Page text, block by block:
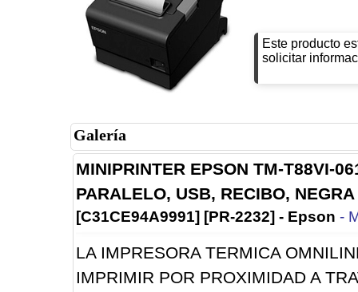
Este producto
solicitar
Galería
MINIPRINTER EPSON TM-T88VI-
PARALELO, USB, RECIBO, NEGRA
[C31CE94A9991] [PR-2232] - Epson -
LA IMPRESORA TERMICA
IMPRIMIR POR PROXIMIDAD A